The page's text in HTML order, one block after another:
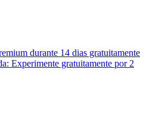
durante 14 dias gratuitamente
Experimente gratuitamente por 2